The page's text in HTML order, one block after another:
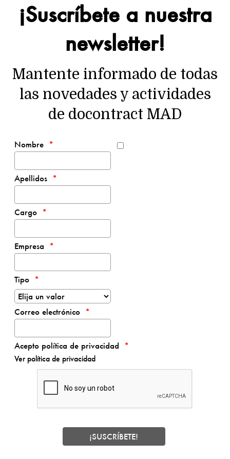
¡Suscríbete a nuestra
newsletter!
Mantente informado de todas
las novedades y actividades
de docontract MAD
Nombre
Apellidos
Cargo
Empresa
Tipo
Correo electrónico
Acepto política de privacidad
Ver política de privacidad